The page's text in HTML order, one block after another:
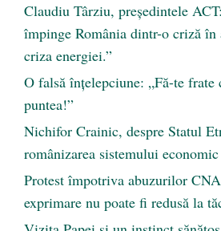
Claudiu Târziu, președintele
împinge România dintr-o criză
criza energiei.”
O falsă înțelepciune: „Fă-te
puntea!”
Nichifor Crainic, despre Statul
românizarea sistemului
Protest împotriva abuzurilor
exprimare nu poate fi redusă la